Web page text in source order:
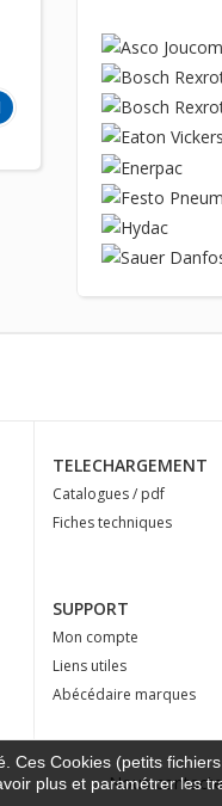
TELECHARGEMENT
Catalogues / pdf
Fiches techniques
SUPPORT
Mon compte
Liens utiles
Abécédaire marques
Nous
Ces Cookies (petits
plus et paramétrer les